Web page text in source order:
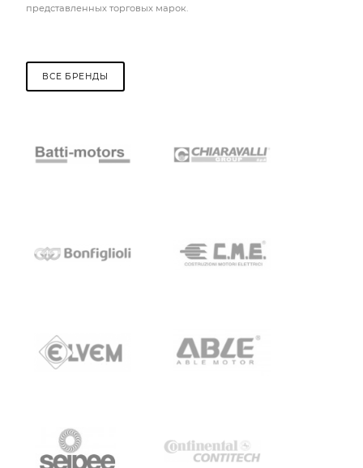
представленных торговых марок.
ВСЕ БРЕНДЫ